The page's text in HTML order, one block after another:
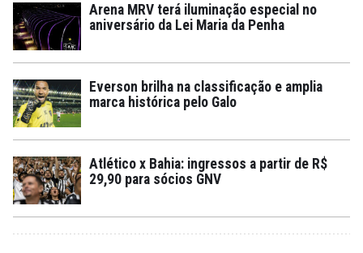
Arena MRV terá iluminação especial no
aniversário da Lei Maria da Penha
Everson brilha na classificação e amplia
marca histórica pelo Galo
Atlético x Bahia: ingressos a partir de R$
29,90 para sócios GNV